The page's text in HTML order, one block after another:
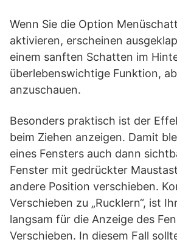
Wenn Sie die Option
aktivieren, erscheinen
einem sanften Schatten im
überlebenswichtige Funktion,
anzuschauen.
Besonders praktisch ist der
beim Ziehen anzeigen. Damit
eines Fensters auch dann
Fenster mit gedrückter
andere Position verschieben.
Verschieben zu „Rucklern“, ist
langsam für die Anzeige des
Verschieben. In diesem Fall